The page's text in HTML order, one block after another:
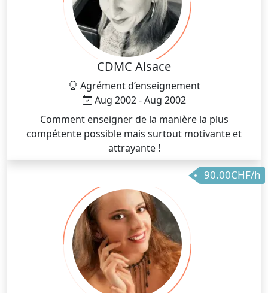
CDMC Alsace
Agrément d’enseignement
Aug 2002 - Aug 2002
Comment enseigner de la manière la plus
compétente possible mais surtout motivante et
attrayante !
90.00CHF/h